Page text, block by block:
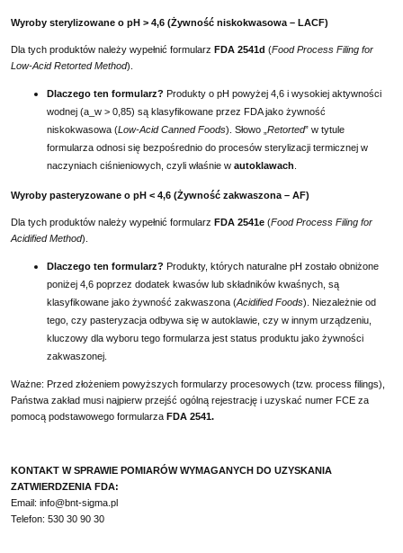
Wyroby sterylizowane o pH > 4,6 (Żywność niskokwasowa – LACF)
Dla tych produktów należy wypełnić formularz FDA 2541d (Food Process Filing for
Low-Acid Retorted Method).
Dlaczego ten formularz? Produkty o pH powyżej 4,6 i wysokiej aktywności
wodnej (a_w > 0,85) są klasyfikowane przez FDA jako żywność
niskokwasowa (Low-Acid Canned Foods). Słowo „ Retorted” w tytule
formularza odnosi się bezpośrednio do procesów sterylizacji termicznej w
naczyniach ciśnieniowych, czyli właśnie w autoklawach
Wyroby pasteryzowane o pH < 4,6 (Żywność zakwaszona – AF)
Dla tych produktów należy wypełnić formularz FDA 2541e (Food Process Filing for
Acidified Method).
Dlaczego ten formularz? Produkty, których naturalne pH zostało obniżone
poniżej 4,6 poprzez dodatek kwasów lub składników kwaśnych, są
klasyfikowane jako żywność zakwaszona (Acidified Foods). Niezależnie od
tego, czy pasteryzacja odbywa się w autoklawie, czy w innym urządzeniu,
kluczowy dla wyboru tego formularza jest status produktu jako żywności
zakwaszonej.
Ważne: Przed złożeniem powyższych formularzy procesowych (tzw. process filings),
Państwa zakład musi najpierw przejść ogólną rejestrację i uzyskać numer FCE za
pomocą podstawowego formularza FDA 2541.
KONTAKT W SPRAWIE POMIARÓW WYMAGANYCH DO UZYSKANIA
ZATWIERDZENIA FDA:
Email: info@bnt-sigma.pl
Telefon: 530 30 90 30